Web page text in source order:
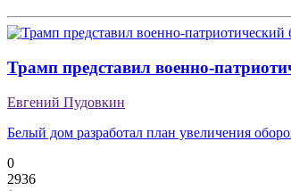
Трамп представил военно-
Евгений Пудовкин
Белый дом разработал план увеличения
0
2936